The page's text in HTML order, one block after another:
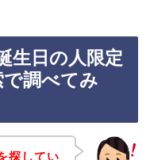
生日の人限定
調べてみ
探してい